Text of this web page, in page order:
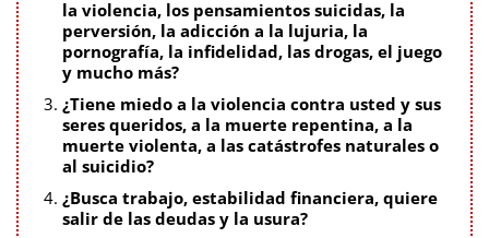
la violencia, los pensamientos suicidas, la
perversión, la adicción a la lujuria, la
pornografía, la infidelidad, las drogas, el juego
y mucho más?
¿Tiene miedo a la violencia contra usted y sus
seres queridos, a la muerte repentina, a la
muerte violenta, a las catástrofes naturales o
al suicidio?
¿Busca trabajo, estabilidad financiera, quiere
salir de las deudas y la usura?